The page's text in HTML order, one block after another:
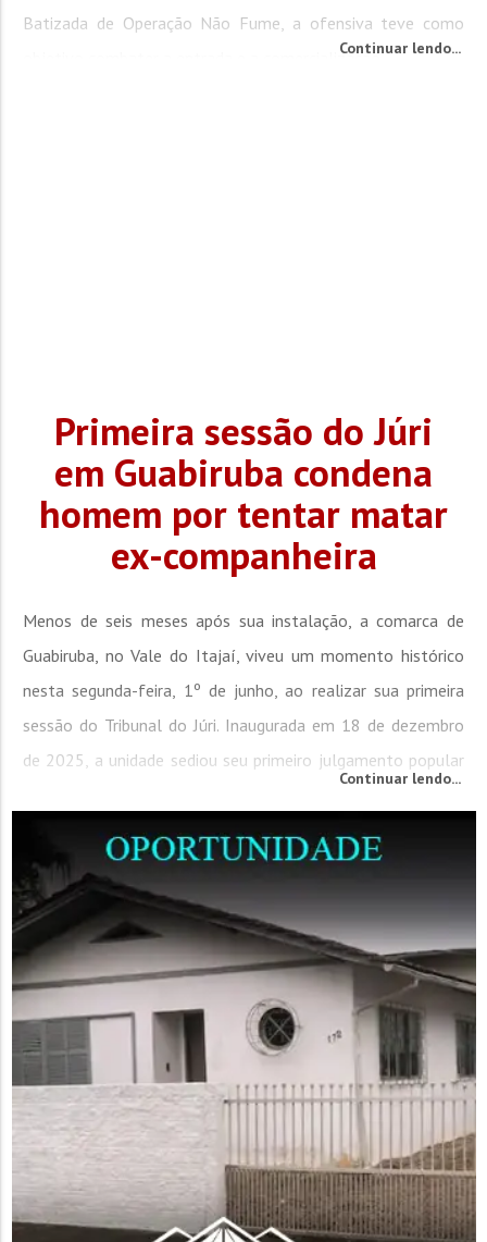
Batizada de Operação Não Fume, a ofensiva teve como
objetivo combater a entrada e a comercialização...Continuar lendo...
Primeira sessão do Júri
em Guabiruba condena
homem por tentar matar
ex-companheira
Menos de seis meses após sua instalação, a comarca de
Guabiruba, no Vale do Itajaí, viveu um momento histórico
nesta segunda-feira, 1º de junho, ao realizar sua primeira
sessão do Tribunal do Júri. Inaugurada em 18 de dezembro
de 2025, a unidade sediou seu primeiro julgamento popular
praticadas no ano passado. A sessão teve início às 8h40min,
na sala...
Continuar lendo...